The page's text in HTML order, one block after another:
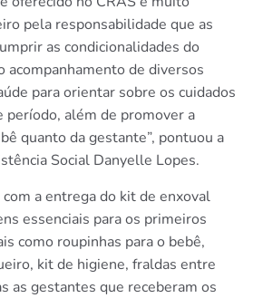
pela responsabilidade que as
as condicionalidades do
acompanhamento de diversos
para orientar sobre os cuidados
período, além de promover a
quanto da gestante”, pontuou a
Social Danyelle Lopes.
a entrega do kit de enxoval
essenciais para os primeiros
como roupinhas para o bebê,
kit de higiene, fraldas entre
as gestantes que receberam os